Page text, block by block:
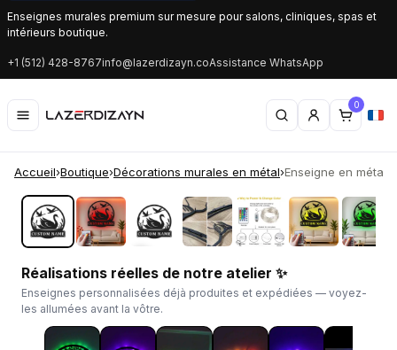
Enseignes murales premium sur mesure pour salons, cliniques, spas et
intérieurs boutique.
+1 (512) 428-8767info@lazerdizayn.coAssistance WhatsApp
0
Accueil›Boutique›Décorations murales en métal›Enseigne en métal
‹ ›
Réalisations réelles de notre atelier ✨
Enseignes personnalisées déjà produites et expédiées — voyez-
les allumées avant la vôtre.